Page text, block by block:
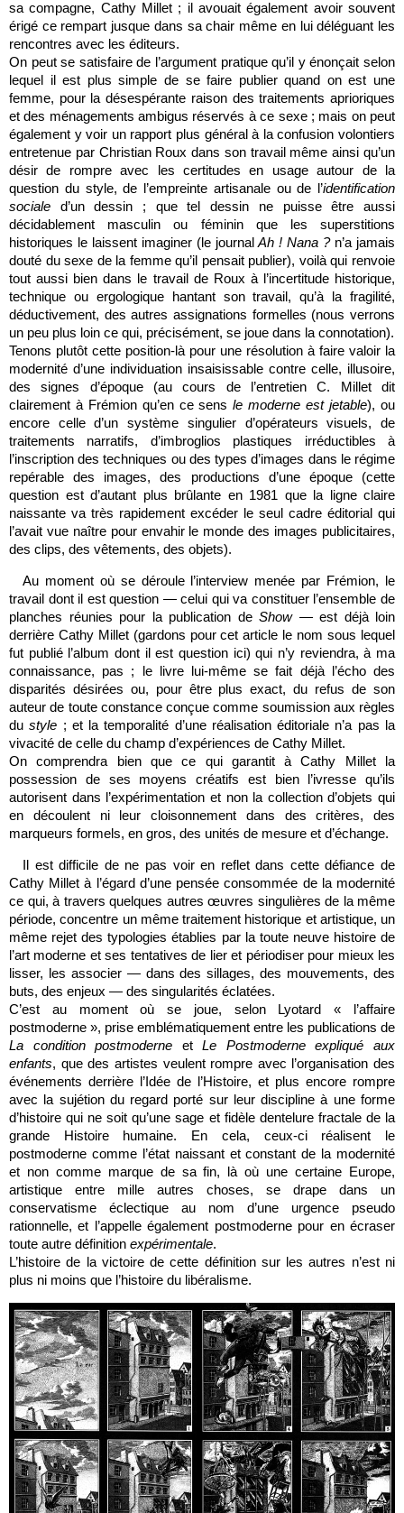
sa compagne, Cathy Millet ; il avouait également avoir souvent
érigé ce rempart jusque dans sa chair même en lui déléguant les
rencontres avec les éditeurs.
On peut se satisfaire de l’argument pratique qu’il y énonçait selon
lequel il est plus simple de se faire publier quand on est une
femme, pour la désespérante raison des traitements aprioriques
et des ménagements ambigus réservés à ce sexe ; mais on peut
également y voir un rapport plus général à la confusion volontiers
entretenue par Christian Roux dans son travail même ainsi qu’un
désir de rompre avec les certitudes en usage autour de la
question du style, de l’empreinte artisanale ou de l’identification
sociale d’un dessin ; que tel dessin ne puisse être aussi
décidablement masculin ou féminin que les superstitions
historiques le laissent imaginer (le journalAh ! Nana ?n’a jamais
douté du sexe de la femme qu’il pensait publier), voilà qui renvoie
tout aussi bien dans le travail de Roux à l’incertitude historique,
technique ou ergologique hantant son travail, qu’à la fragilité,
déductivement, des autres assignations formelles (nous verrons
un peu plus loin ce qui, précisément, se joue dans la connotation).
Tenons plutôt cette position-là pour une résolution à faire valoir la
modernité d’une individuation insaisissable contre celle, illusoire,
des signes d’époque (au cours de l’entretien C. Millet dit
clairement à Frémion qu’en ce sensle moderne est jetable), ou
encore celle d’un système singulier d’opérateurs visuels, de
traitements narratifs, d’imbroglios plastiques irréductibles à
l’inscription des techniques ou des types d’images dans le régime
repérable des images, des productions d’une époque (cette
question est d’autant plus brûlante en 1981 que la ligne claire
naissante va très rapidement excéder le seul cadre éditorial qui
l’avait vue naître pour envahir le monde des images publicitaires,
des clips, des vêtements, des objets).
Au moment où se déroule l’interview menée par Frémion, le
travail dont il est question — celui qui va constituer l’ensemble de
planches réunies pour la publication de Show— est déjà loin
derrière Cathy Millet (gardons pour cet article le nom sous lequel
fut publié l’album dont il est question ici) qui n’y reviendra, à ma
connaissance, pas ; le livre lui-même se fait déjà l’écho des
disparités désirées ou, pour être plus exact, du refus de son
auteur de toute constance conçue comme soumission aux règles
dustyle ; et la temporalité d’une réalisation éditoriale n’a pas la
vivacité de celle du champ d’expériences de Cathy Millet.
On comprendra bien que ce qui garantit à Cathy Millet la
possession de ses moyens créatifs est bien l’ivresse qu’ils
autorisent dans l’expérimentation et non la collection d’objets qui
en découlent ni leur cloisonnement dans des critères, des
marqueurs formels, en gros, des unités de mesure et d’échange.
Il est difficile de ne pas voir en reflet dans cette défiance de
Cathy Millet à l’égard d’une pensée consommée de la modernité
ce qui, à travers quelques autres œuvres singulières de la même
période, concentre un même traitement historique et artistique, un
même rejet des typologies établies par la toute neuve histoire de
l’art moderne et ses tentatives de lier et périodiser pour mieux les
lisser, les associer — dans des sillages, des mouvements, des
buts, des enjeux — des singularités éclatées.
C’est au moment où se joue, selon Lyotard « l’affaire
postmoderne », prise emblématiquement entre les publications de
La condition postmoderne etLe Postmoderne expliqué aux
enfants, que des artistes veulent rompre avec l’organisation des
événements derrière l’Idée de l’Histoire, et plus encore rompre
avec la sujétion du regard porté sur leur discipline à une forme
d’histoire qui ne soit qu’une sage et fidèle dentelure fractale de la
grande Histoire humaine. En cela, ceux-ci réalisent le
postmoderne comme l’état naissant et constant de la modernité
et non comme marque de sa fin, là où une certaine Europe,
artistique entre mille autres choses, se drape dans un
conservatisme éclectique au nom d’une urgence pseudo
rationnelle, et l’appelle également postmoderne pour en écraser
toute autre définition expérimentale.
L’histoire de la victoire de cette définition sur les autres n’est ni
plus ni moins que l’histoire du libéralisme.